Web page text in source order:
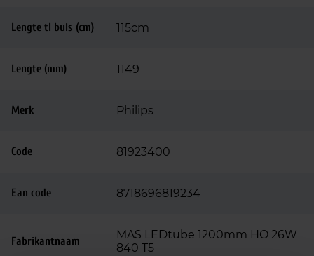
Lengte tl buis (cm) 115cm
Lengte (mm) 1149
Merk Philips
Code 81923400
Ean code 8718696819234
Fabrikantnaam
MAS LEDtube 1200mm HO 26W
840 T5